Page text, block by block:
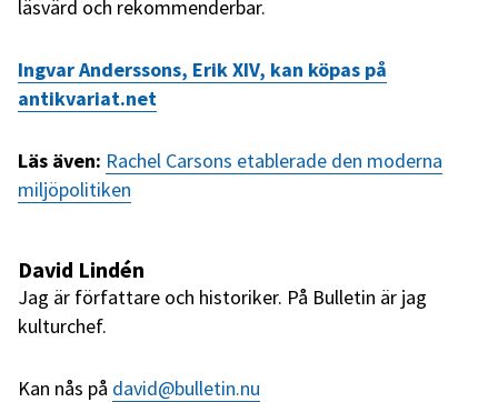
läsvärd och rekommenderbar.
Ingvar Anderssons, Erik XIV, kan köpas på
antikvariat.net
Läs även: Rachel Carsons etablerade den moderna
miljöpolitiken
David Lindén
Jag är författare och historiker. På Bulletin är jag
kulturchef.
Kan nås på david@bulletin.nu